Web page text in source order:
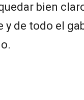
bien
y de todo el